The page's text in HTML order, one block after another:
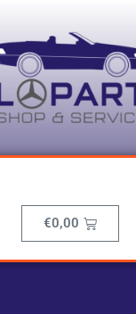
€0,00